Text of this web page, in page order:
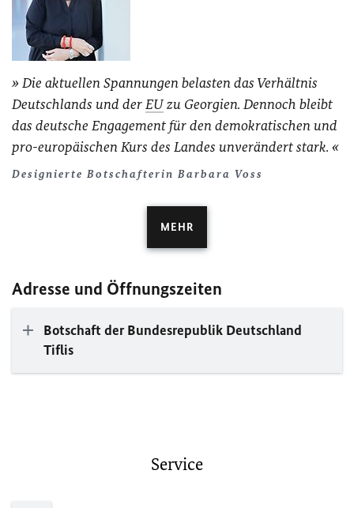
Die aktuellen Spannungen belasten das Verhältnis
Deutschlands und derEUzu Georgien. Dennoch bleibt
das deutsche Engagement für den demokratischen und
pro-europäischen Kurs des Landes unverändert stark.
Designierte Botschafterin Barbara Voss
MEHR
Adresse und Öffnungszeiten
Botschaft der Bundesrepublik Deutschland
Tiflis
Service